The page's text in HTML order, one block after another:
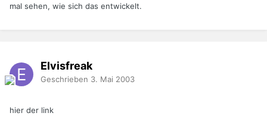
mal sehen, wie sich das entwickelt.
Elvisfreak
Geschrieben 3. Mai 2003
hier der link